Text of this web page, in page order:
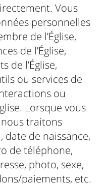
Vous
personnelles
de l’Église,
de l’Église,
de l’Église,
ou services de
ou
Lorsque vous
nous traitons
de naissance,
de téléphone,
photo, sexe,
paiements, etc.